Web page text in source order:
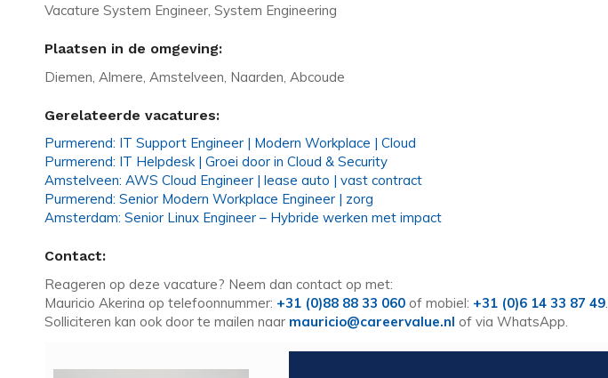
Vacature System Engineer, System Engineering
Plaatsen in de omgeving:
Diemen, Almere, Amstelveen, Naarden, Abcoude
Gerelateerde vacatures:
Purmerend: IT Support Engineer | Modern Workplace | Cloud
Purmerend: IT Helpdesk | Groei door in Cloud & Security
Amstelveen: AWS Cloud Engineer | lease auto | vast contract
Purmerend: Senior Modern Workplace Engineer | zorg
Amsterdam: Senior Linux Engineer – Hybride werken met impact
Contact:
Reageren op deze vacature? Neem dan contact op met:
Mauricio Akerina op telefoonnummer: +31 (0)88 88 33 060 of mobiel: +31 (0)6 14 33 87 49.
Solliciteren kan ook door te mailen naar mauricio@careervalue.nl of via WhatsApp.